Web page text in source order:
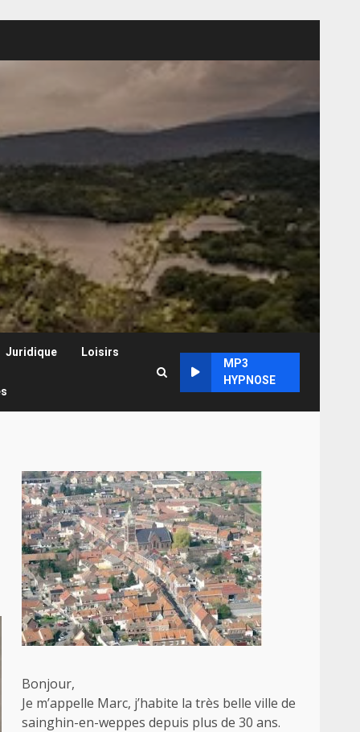
Juridique Loisirs
MP3
HYPNOSE
Bonjour,
Je m’appelle Marc, j’habite la très belle ville de
sainghin-en-weppes depuis plus de 30 ans.